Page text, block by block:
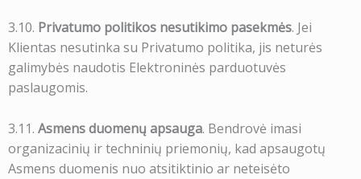
3.10. Privatumo politikos nesutikimo pasekmės. Jei
Klientas nesutinka su Privatumo politika, jis neturės
galimybės naudotis Elektroninės parduotuvės
paslaugomis.
3.11. Asmens duomenų apsauga. Bendrovė imasi
organizacinių ir techninių priemonių, kad apsaugotų
Asmens duomenis nuo atsitiktinio ar neteisėto